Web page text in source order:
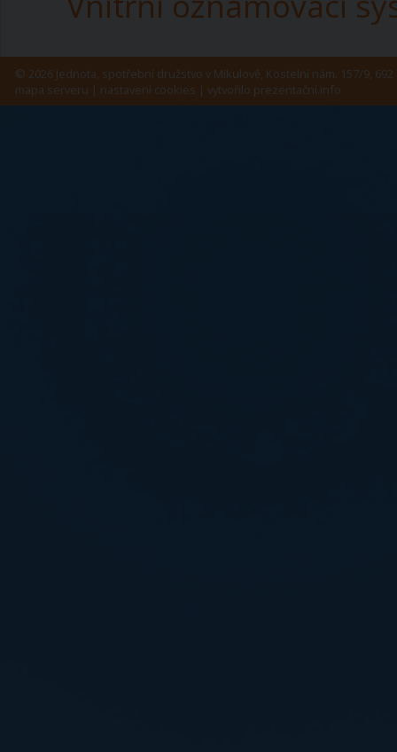
© 2026 Jednota, spotřební družstvo v Mikulově, Kostelní nám. 157/9, 692
mapa serveru | nastavení cookies | vytvořilo prezentační.info